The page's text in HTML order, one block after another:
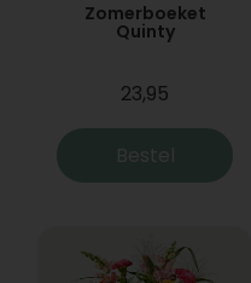
Zomerboeket
Quinty
23,95
Bestel